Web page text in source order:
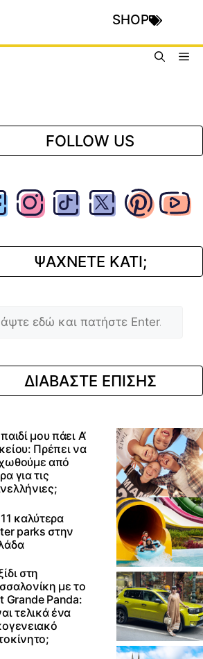
SHOP
FOLLOW US
ΨΑΧΝΕΤΕ ΚΑΤΙ;
ΔΙΑΒΑΣΤΕ ΕΠΙΣΗΣ
μου πάει Α’
Πρέπει να
από
για τις
καλύτερα
parks στην
στη
με το
Grande Panda:
τελικά ένα